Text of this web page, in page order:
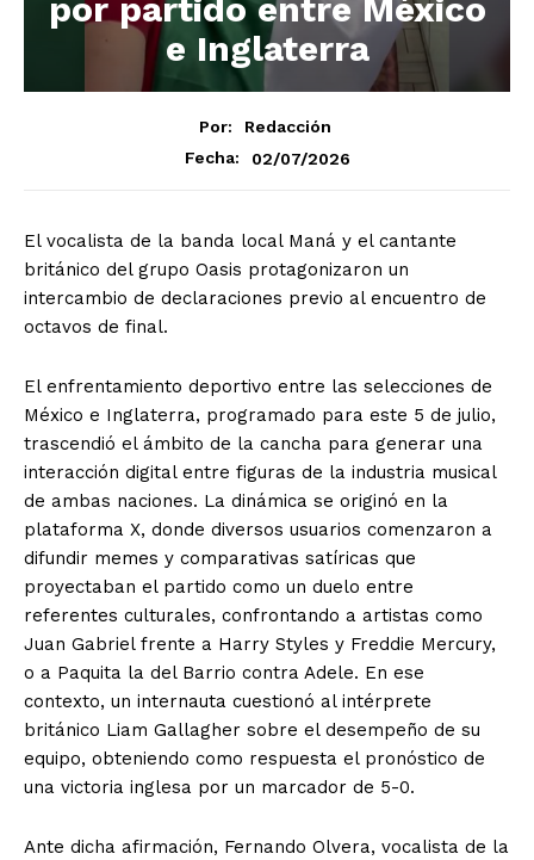
por partido entre México
e Inglaterra
Por:
Redacción
Fecha:
02/07/2026
El vocalista de la banda local Maná y el cantante
británico del grupo Oasis protagonizaron un
intercambio de declaraciones previo al encuentro de
octavos de final.
El enfrentamiento deportivo entre las selecciones de
México e Inglaterra, programado para este 5 de julio,
trascendió el ámbito de la cancha para generar una
interacción digital entre figuras de la industria musical
de ambas naciones. La dinámica se originó en la
plataforma X, donde diversos usuarios comenzaron a
difundir memes y comparativas satíricas que
proyectaban el partido como un duelo entre
referentes culturales, confrontando a artistas como
Juan Gabriel frente a Harry Styles y Freddie Mercury,
o a Paquita la del Barrio contra Adele. En ese
contexto, un internauta cuestionó al intérprete
británico Liam Gallagher sobre el desempeño de su
equipo, obteniendo como respuesta el pronóstico de
una victoria inglesa por un marcador de 5-0.
Ante dicha afirmación, Fernando Olvera, vocalista de la